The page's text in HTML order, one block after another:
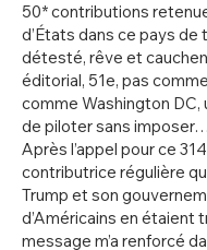
50* contributions
d’États dans ce pays
détesté, rêve et
éditorial, 51e, pas
comme Washington
de piloter sans imposer…
Après l’appel pour ce
contributrice régulière
Trump et son
d’Américains en étaient
message m’a renforcé